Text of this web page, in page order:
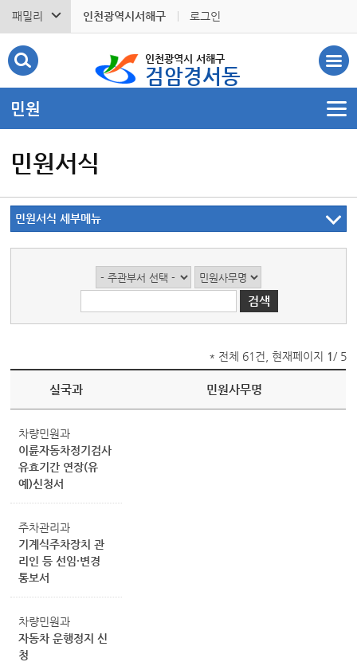
패밀리 인천광역시서해구 로그인
인천광역시 서해구
검암경서동
민원
민원서식
민원서식 세부메뉴
* 전체 61건, 현재페이지 1/ 5
실국과 민원사무명
차량민원과
이륜자동차정기검사
유효기간 연장(유
예)신청서
주차관리과
기계식주차장치 관
리인 등 선임·변경
통보서
차량민원과
자동차 운행정지 신
청